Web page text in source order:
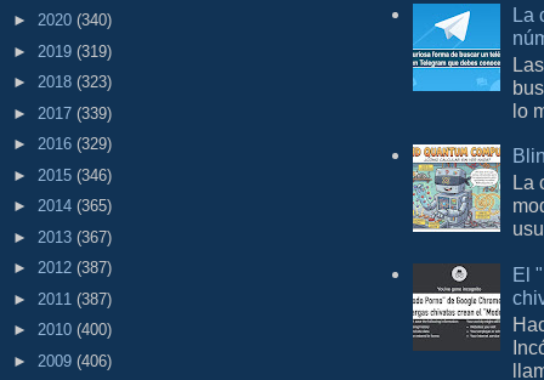
► 2020 (340)
► 2019 (319)
► 2018 (323)
► 2017 (339)
► 2016 (329)
► 2015 (346)
► 2014 (365)
► 2013 (367)
► 2012 (387)
► 2011 (387)
► 2010 (400)
► 2009 (406)
La
lo
La
El